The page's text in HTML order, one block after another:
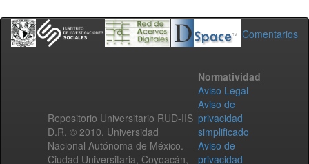
Comentarios
Repositorio Universitario RUD-IIS
D.R. © 2010. Universidad
Nacional Autónoma de México.
Ciudad Universitaria, Coyoacán,
Normatividad
Aviso Legal
Aviso de
privacidad
simplificado
Aviso de
privacidad